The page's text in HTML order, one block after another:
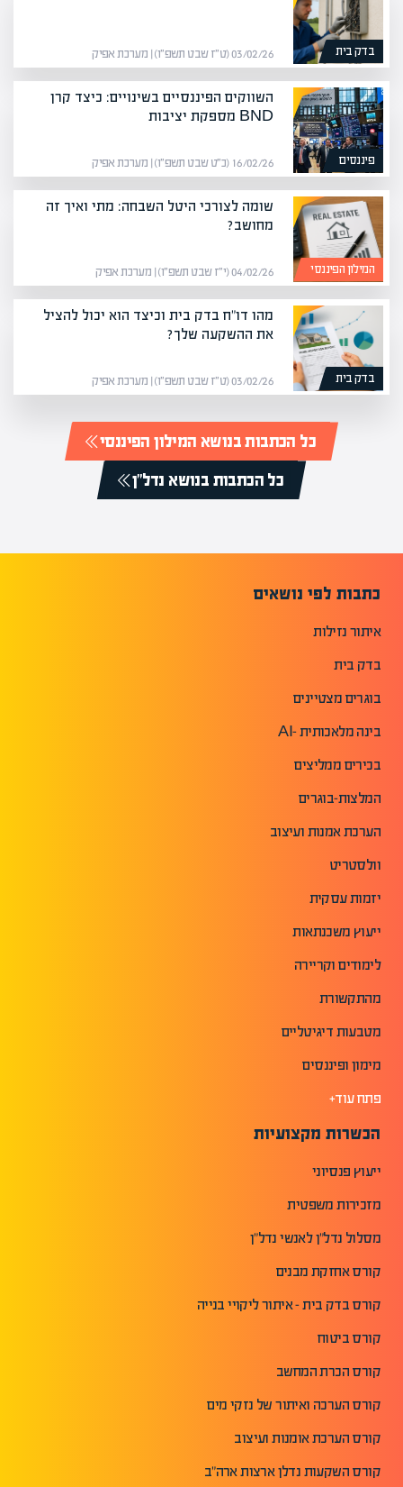
בדק בית 03/02/26 (ט״ז שבט תשפ״ו) | מערכת אפיק
פיננסים
השווקים הפיננסיים בשינויים: כיצד קרן
BND מספקת יציבות
16/02/26 (כ״ט שבט תשפ״ו) | מערכת אפיק
המילון הפיננסי
שומה לצורכי היטל השבחה: מתי ואיך זה
מחושב?
04/02/26 (י״ז שבט תשפ״ו) | מערכת אפיק
בדק בית
מהו דו"ח בדק בית וכיצד הוא יכול להציל
את ההשקעה שלך?
03/02/26 (ט״ז שבט תשפ״ו) | מערכת אפיק
כל הכתבות בנושא המילון הפיננסי
כל הכתבות בנושא נדל"ן
כתבות לפי נושאים
איתור נזילות
בדק בית
בוגרים מצטיינים
בינה מלאכותית -AI
בכירים ממליצים
המלצות-בוגרים
הערכת אמנות ועיצוב
וולסטריט
יזמות עסקית
ייעוץ משכנתאות
לימודים וקריירה
מהתקשורת
מטבעות דיגיטליים
מימון ופיננסים
פתח עוד+
הכשרות מקצועיות
ייעוץ פנסיוני
מזכירות משפטית
מסלול נדל"ן לאנשי נדל"ן
קורס אחזקת מבנים
קורס בדק בית - איתור ליקויי בנייה
קורס ביטוח
קורס הכרת המחשב
קורס הערכה ואיתור של נזקי מים
קורס הערכת אומנות ועיצוב
קורס השקעות נדלן ארצות ארה"ב